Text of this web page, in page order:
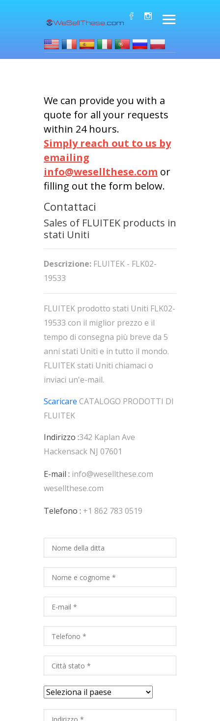
We can provide you with a
quote for all your requests
within 24 hours.
Simply reach out to us by
emailing
info@wesellthese.com or
filling out the form below.
Contattaci
Sales of FLUITEK products in
stati Uniti
Descrizione: FLUITEK - FLK02-
19533
FLUITEK prodotto stati Uniti FLK02-
19533 con il miglior prezzo e il
tempo di consegna più breve da 5
anni stati Uniti e in tutto il mondo.
FLUITEK stati Uniti chiamaci o
inviaci un'e-mail.
Scaricare CATALOGO PRODOTTI DI
FLUITEK
Indirizzo :342 Kaplan Ave
Hackensack NJ 07601
E-mail : info@wesellthese.com
wesellthese.com
Telefono : +1 862 783 0519